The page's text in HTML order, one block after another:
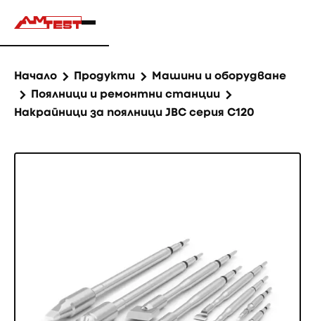
Начало Продукти
Машини и оборудване
Поялници и ремонтни станции
Накрайници за поялници JBC серия C120